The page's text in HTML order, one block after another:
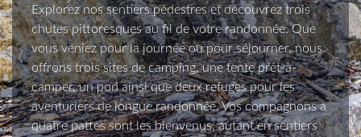
Explorez nos sentiers pédestres et découvrez trois
chutes pittoresques au fil de votre randonnée. Que
vous veniez pour la journée ou pour séjourner, nous
offrons trois sites de camping, une tente prêt-à-
camper, un pod ainsi que deux refuges pour les
aventuriers de longue randonnée. Vos compagnons à
quatre pattes sont les bienvenus, autant en sentiers